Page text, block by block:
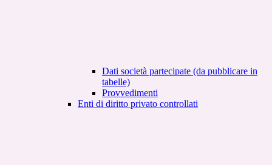
Dati società partecipate (da pubblicare in
tabelle)
Provvedimenti
Enti di diritto privato controllati